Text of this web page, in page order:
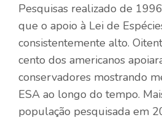
Pesquisas realizado de
que o apoio à Lei de
consistentemente alto.
cento dos americanos
conservadores mostrando
ESA ao longo do tempo.
população pesquisada em